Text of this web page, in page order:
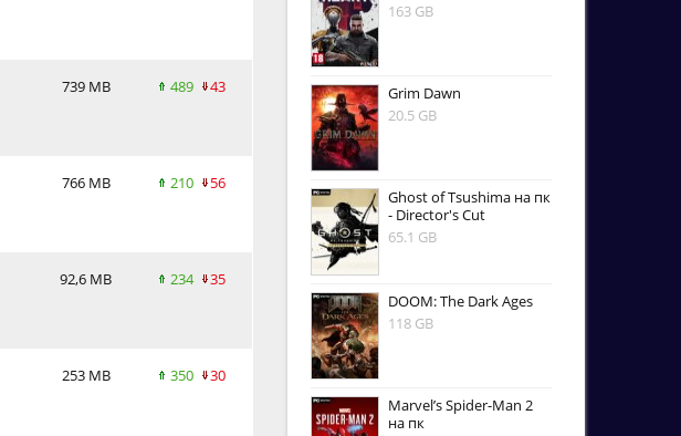
739 MB 489 43
766 MB 210 56
92,6 MB 234 35
253 MB 350 30
163 GB
Grim Dawn
20.5 GB
Ghost of Tsushima на пк
- Director's Cut
65.1 GB
DOOM: The Dark Ages
118 GB
Marvel’s Spider-Man 2
на пк